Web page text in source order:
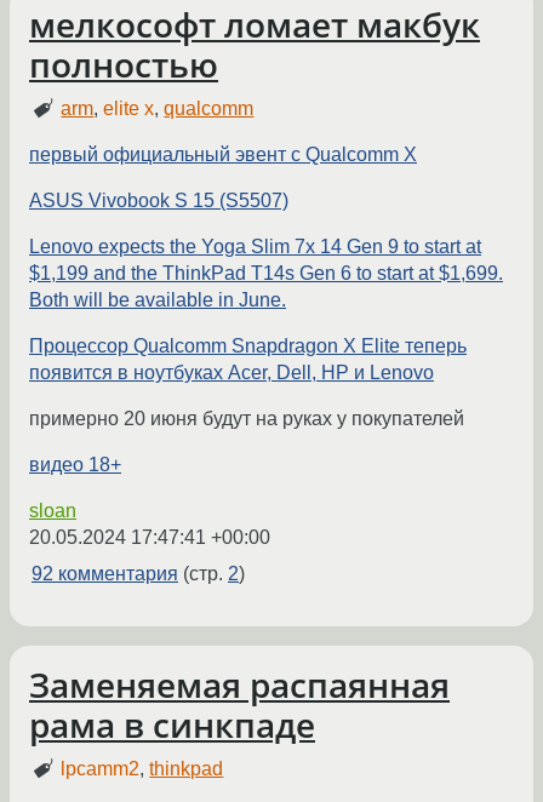
мелкософт ломает макбук
полностью
arm,elite x,qualcomm
первый официальный эвент с Qualcomm X
ASUS Vivobook S 15 (S5507)
Lenovo expects the Yoga Slim 7x 14 Gen 9 to start at
$1,199 and the ThinkPad T14s Gen 6 to start at $1,699.
Both will be available in June.
Процессор Qualcomm Snapdragon X Elite теперь
появится в ноутбуках Acer, Dell, HP и Lenovo
примерно 20 июня будут на руках у покупателей
видео 18+
sloan
20.05.2024 17:47:41 +00:00
92 комментария (стр. 2)
Заменяемая распаянная
рама в синкпаде
lpcamm2,thinkpad